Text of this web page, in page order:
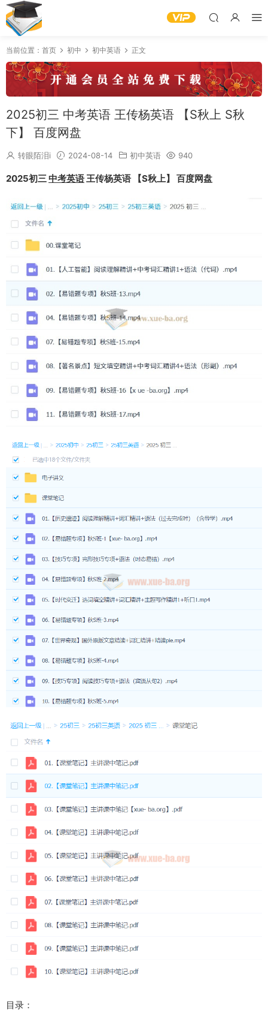
当前位置： 首页 初中 初中英语 正文
2025初三 中考英语 王传杨英语 【S秋上 S秋
下】 百度网盘
转眼陌泪i 2024-08-14 初中英语 940
2025初三中考英语王传杨英语 【S秋上】 百度网盘
目录：